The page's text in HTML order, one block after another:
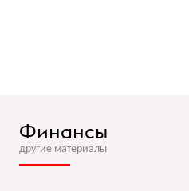
Финансы
другие материалы